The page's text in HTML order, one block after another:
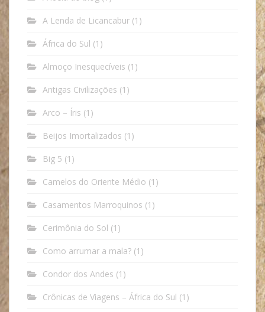
A Lenda de Licancabur (1)
África do Sul (1)
Almoço Inesquecíveis (1)
Antigas Civilizações (1)
Arco – Íris (1)
Beijos Imortalizados (1)
Big 5 (1)
Camelos do Oriente Médio (1)
Casamentos Marroquinos (1)
Cerimônia do Sol (1)
Como arrumar a mala? (1)
Condor dos Andes (1)
Crônicas de Viagens – África do Sul (1)